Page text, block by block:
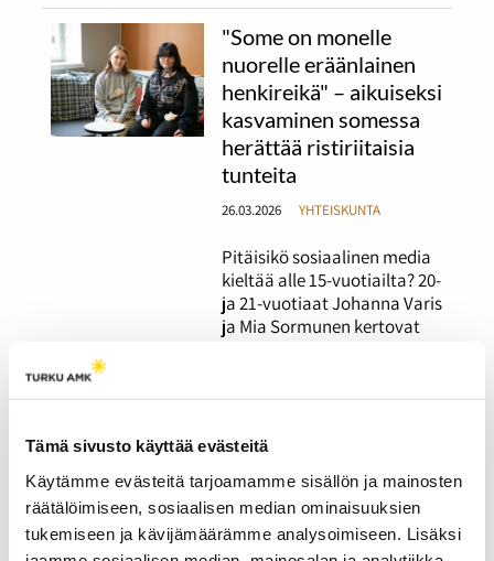
Tämä sivusto käyttää evästeitä
Käytämme evästeitä tarjoamamme sisällön ja mainosten
räätälöimiseen, sosiaalisen median ominaisuuksien
tukemiseen ja kävijämäärämme analysoimiseen. Lisäksi
"Some on monelle
nuorelle eräänlainen
henkireikä" – aikuiseksi
kasvaminen somessa
herättää ristiriitaisia
tunteita
26.03.2026 YHTEISKUNTA
Pitäisikö sosiaalinen media
kieltää alle 15-vuotiailta? 20-
ja 21-vuotiaat Johanna Varis
ja Mia Sormunen kertovat
heidän unelmiensa some.
laaja uudistus vaatisi
useiden vuosien
valmistelun